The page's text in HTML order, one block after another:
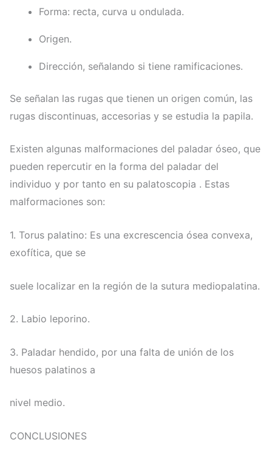
Forma: recta, curva u ondulada.
Origen.
Dirección, señalando si tiene ramificaciones.
Se señalan las rugas que tienen un origen común, las
rugas discontinuas, accesorias y se estudia la papila.
Existen algunas malformaciones del paladar óseo, que
pueden repercutir en la forma del paladar del
individuo y por tanto en su palatoscopia . Estas
malformaciones son:
1. Torus palatino: Es una excrescencia ósea convexa,
exofítica, que se
suele localizar en la región de la sutura mediopalatina.
2. Labio leporino.
3. Paladar hendido, por una falta de unión de los
huesos palatinos a
nivel medio.
CONCLUSIONES